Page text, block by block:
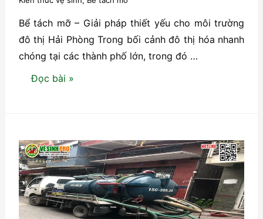
Lãng
Phí
Bể tách mỡ – Giải pháp thiết yếu cho môi trường
đô thị Hải Phòng Trong bối cảnh đô thị hóa nhanh
chóng tại các thành phố lớn, trong đó …
Lắp
Mỡ
Tại
Hải
Phòng-
Giải
Đọc bài »